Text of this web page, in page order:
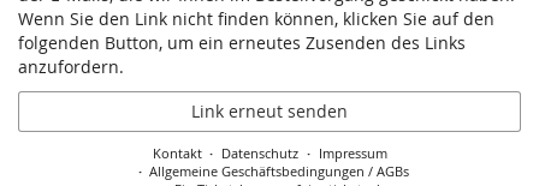
Wenn Sie den Link nicht finden können, klicken Sie auf den
folgenden Button, um ein erneutes Zusenden des Links
anzufordern.
Link erneut senden
Kontakt Datenschutz
Impressum
Allgemeine Geschäftsbedingungen / AGBs